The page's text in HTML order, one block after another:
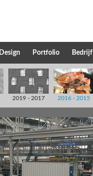
Design Portfolio Bedrijf
2019 - 2017 2016 - 2015